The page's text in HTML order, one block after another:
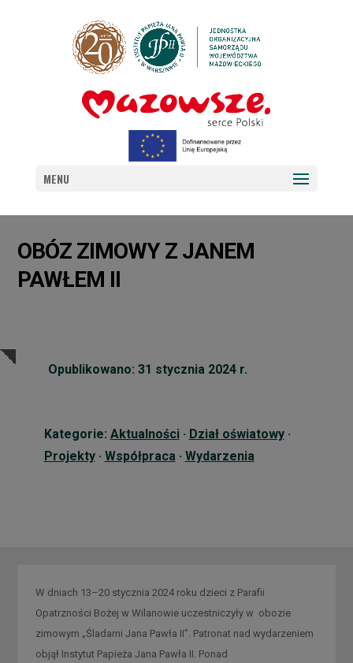
MENU
OBÓZ ZIMOWY Z JANEM
PAWŁEM II
Opublikowano: 31 stycznia 2024 r.
Kategorie: Aktualności· Dział oświatowy·
Projekty· Współpraca · Wydarzenia
W dniach 13–20 stycznia 2024 roku dzieci z Parafii
Opatrzności Bożej w Wilanowie uczestniczyły w obozie
zimowym „Śladami Jana Pawła II”. Patronat nad wydarzeniem
objął Instytut Papieża Jana Pawła II. Ponad